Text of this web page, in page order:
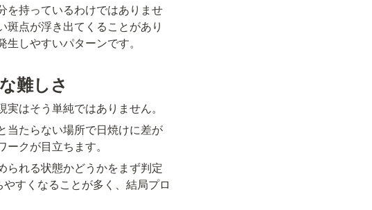
を持っているわけではありませ
点が浮き出てくることがあり
しやすいパターンです。
難しさ
はそう単純ではありません。
当たらない場所で日焼けに差が
クが目立ちます。
られる状態かどうかをまず判定
すくなることが多く、結局プロ